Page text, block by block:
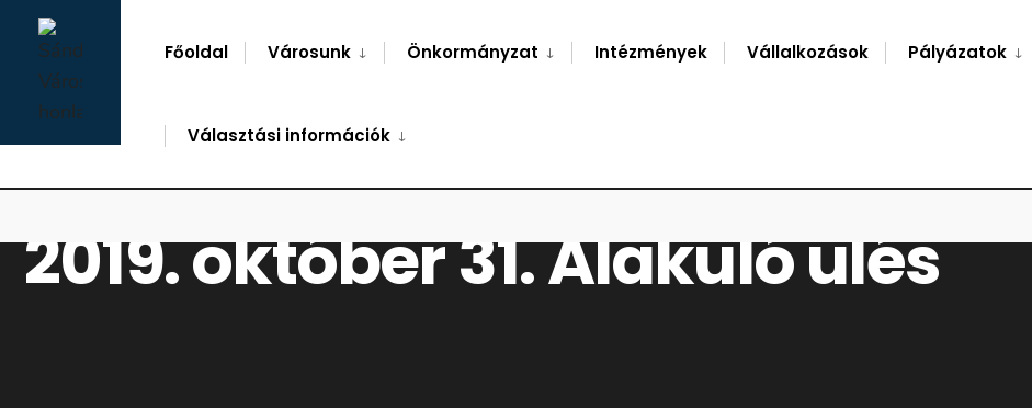
Skip
content
Főoldal Városunk Önkormányzat Intézmények Vállalkozások Pályázatok
Választási információk
2019. október 31. Alakuló ülés